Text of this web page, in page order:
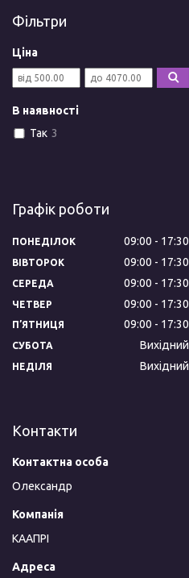
Фільтри
Ціна
В наявності
Так 3
Графік роботи
ПОНЕДІЛОК 09:00 17:30
ВІВТОРОК 09:00 17:30
СЕРЕДА 09:00 17:30
ЧЕТВЕР 09:00 17:30
ПʼЯТНИЦЯ 09:00 17:30
СУБОТА Вихідний
НЕДІЛЯ Вихідний
Контакти
Олександр
КААПРІ